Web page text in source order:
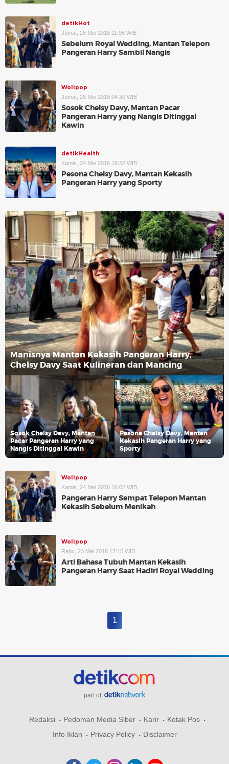
detikHot
Jumat, 25 Mei 2018 11:05 WIB
Sebelum Royal Wedding, Mantan Telepon
Pangeran Harry Sambil Nangis
Wolipop
Jumat, 25 Mei 2018 04:30 WIB
Sosok Chelsy Davy, Mantan Pacar
Pangeran Harry yang Nangis Ditinggal
Kawin
detikHealth
Kamis, 24 Mei 2018 19:32 WIB
Pesona Chelsy Davy, Mantan Kekasih
Pangeran Harry yang Sporty
Manisnya Mantan Kekasih Pangeran Harry,
Chelsy Davy Saat Kulineran dan Mancing
Sosok Chelsy Davy, Mantan
Pacar Pangeran Harry yang
Nangis Ditinggal Kawin
Pesona Chelsy Davy, Mantan
Kekasih Pangeran Harry yang
Sporty
Wolipop
Kamis, 24 Mei 2018 16:02 WIB
Pangeran Harry Sempat Telepon Mantan
Kekasih Sebelum Menikah
Wolipop
Rabu, 23 Mei 2018 17:15 WIB
Arti Bahasa Tubuh Mantan Kekasih
Pangeran Harry Saat Hadiri Royal Wedding
1
part of
Redaksi Pedoman Media Siber Karir
Kotak Pos
Info Iklan
Privacy Policy Disclaimer